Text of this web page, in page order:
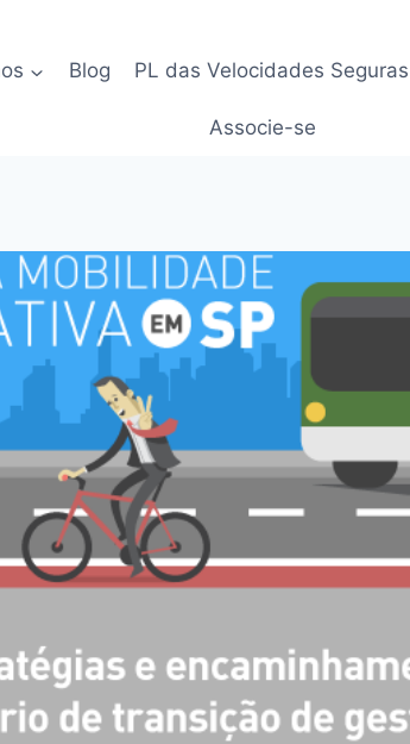
Blog PL das Velocidades Seguras
Associe-se